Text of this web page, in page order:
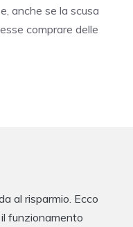
anche se la scusa
comprare delle
al risparmio. Ecco
funzionamento